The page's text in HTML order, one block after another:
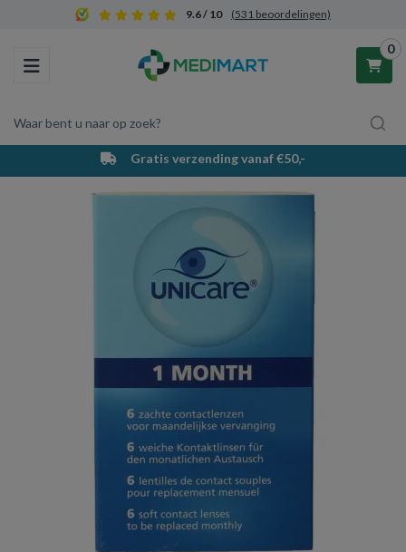
9.6 / 10 (531 beoordelingen)
Toggle navigation
Waar bent u naar op zoek?
0
Winkelwagen
Uw winkelwagen is leeg.
Vul hem met producten.
Gratis verzending vanaf €50,-